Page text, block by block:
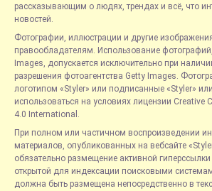
рассказывающим о людях, трендах и всё, что
новостей.
Фотографии, иллюстрации и другие
правообладателям. Использование
Images, допускается исключительно при
разрешения фотоагентства Getty Images.
логотипом «Styler» или подписанные «Styler»
использоваться на условиях лицензии Creative
4.0 International.
При полном или частичном воспроизведении
материалов, опубликованных на вебсайте
обязательно размещение активной
открытой для индексации поисковыми
должна быть размещена непосредственно в